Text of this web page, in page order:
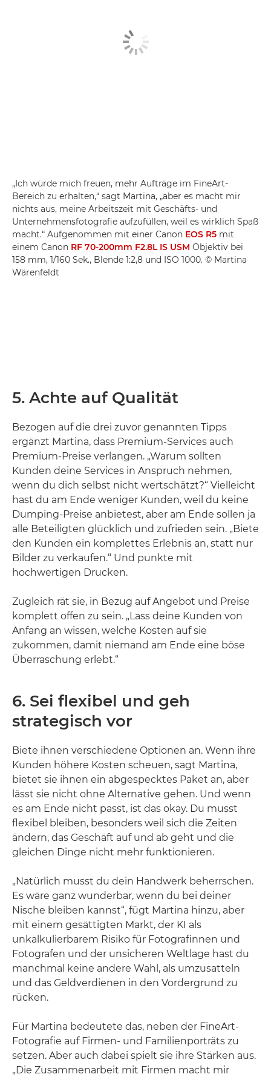
„Ich würde mich freuen, mehr Aufträge im FineArt-
Bereich zu erhalten,“ sagt Martina, „aber es macht mir
nichts aus, meine Arbeitszeit mit Geschäfts- und
Unternehmensfotografie aufzufüllen, weil es wirklich Spaß
macht.“ Aufgenommen mit einer Canon EOS R5 mit
einem Canon RF 70-200mm F2.8L IS USM Objektiv bei
158 mm, 1/160 Sek., Blende 1:2,8 und ISO 1000. © Martina
Wärenfeldt
5. Achte auf Qualität
Bezogen auf die drei zuvor genannten Tipps
ergänzt Martina, dass Premium-Services auch
Premium-Preise verlangen. „Warum sollten
Kunden deine Services in Anspruch nehmen,
wenn du dich selbst nicht wertschätzt?“ Vielleicht
hast du am Ende weniger Kunden, weil du keine
Dumping-Preise anbietest, aber am Ende sollen ja
alle Beteiligten glücklich und zufrieden sein. „Biete
den Kunden ein komplettes Erlebnis an, statt nur
Bilder zu verkaufen.“ Und punkte mit
hochwertigen Drucken.
Zugleich rät sie, in Bezug auf Angebot und Preise
komplett offen zu sein. „Lass deine Kunden von
Anfang an wissen, welche Kosten auf sie
zukommen, damit niemand am Ende eine böse
Überraschung erlebt.“
6. Sei flexibel und geh
strategisch vor
Biete ihnen verschiedene Optionen an. Wenn ihre
Kunden höhere Kosten scheuen, sagt Martina,
bietet sie ihnen ein abgespecktes Paket an, aber
lässt sie nicht ohne Alternative gehen. Und wenn
es am Ende nicht passt, ist das okay. Du musst
flexibel bleiben, besonders weil sich die Zeiten
ändern, das Geschäft auf und ab geht und die
gleichen Dinge nicht mehr funktionieren.
„Natürlich musst du dein Handwerk beherrschen.
Es wäre ganz wunderbar, wenn du bei deiner
Nische bleiben kannst“, fügt Martina hinzu, aber
mit einem gesättigten Markt, der KI als
unkalkulierbarem Risiko für Fotografinnen und
Fotografen und der unsicheren Weltlage hast du
manchmal keine andere Wahl, als umzusatteln
und das Geldverdienen in den Vordergrund zu
rücken.
Für Martina bedeutete das, neben der FineArt-
Fotografie auf Firmen- und Familienporträts zu
setzen. Aber auch dabei spielt sie ihre Stärken aus.
„Die Zusammenarbeit mit Firmen macht mir